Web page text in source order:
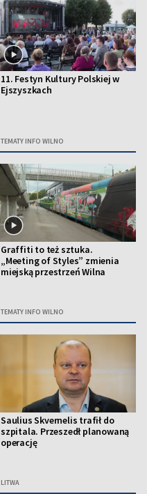
11. Festyn Kultury Polskiej w
Ejszyszkach
TEMATY INFO WILNO
Graffiti to też sztuka.
„Meeting of Styles” zmienia
miejską przestrzeń Wilna
TEMATY INFO WILNO
Saulius Skvernelis trafił do
szpitala. Przeszedł planowaną
operację
LITWA